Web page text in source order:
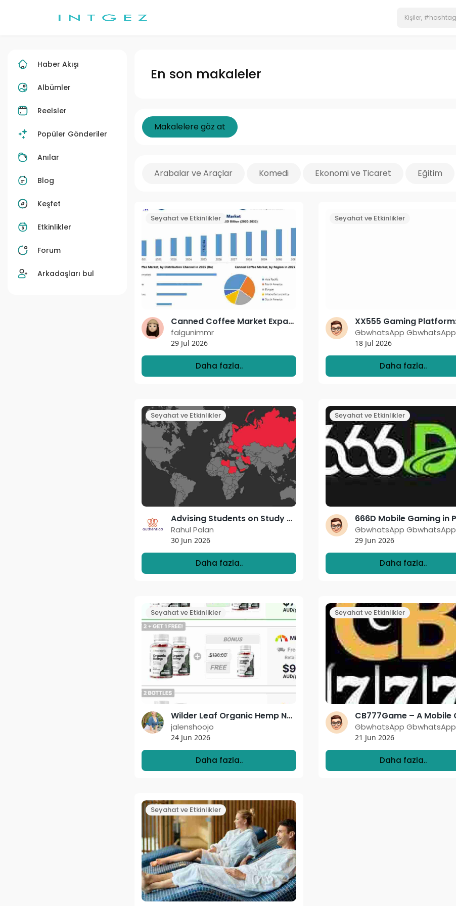
Haber Akışı
Albümler
Reelsler
Popüler Gönderiler
Anılar
Blog
Keşfet
Etkinlikler
Forum
Arkadaşları bul
En son makaleler
Makalelere göz at
Arabalar ve Araçlar Komedi Ekonomi ve Ticaret Eğitim
Seyahat ve Etkinlikler
Canned Coffee Market Expands with Growing Consumer Preference for Convenient Coffee
falgunimmr
29 Jul 2026
Daha fazla..
Seyahat ve Etkinlikler
GbwhatsApp GbwhatsApp
18 Jul 2026
Daha fazla..
Seyahat ve Etkinlikler
Advising Students on Study Abroad in 2026? The Flight Map Has Changed — Your Advising Script Should Too
Rahul Palan
30 Jun 2026
Daha fazla..
Seyahat ve Etkinlikler
GbwhatsApp GbwhatsApp
29 Jun 2026
Daha fazla..
Seyahat ve Etkinlikler
Wilder Leaf Organic Hemp New Zealand
jalenshoojo
24 Jun 2026
Daha fazla..
Seyahat ve Etkinlikler
GbwhatsApp GbwhatsApp
21 Jun 2026
Daha fazla..
Seyahat ve Etkinlikler